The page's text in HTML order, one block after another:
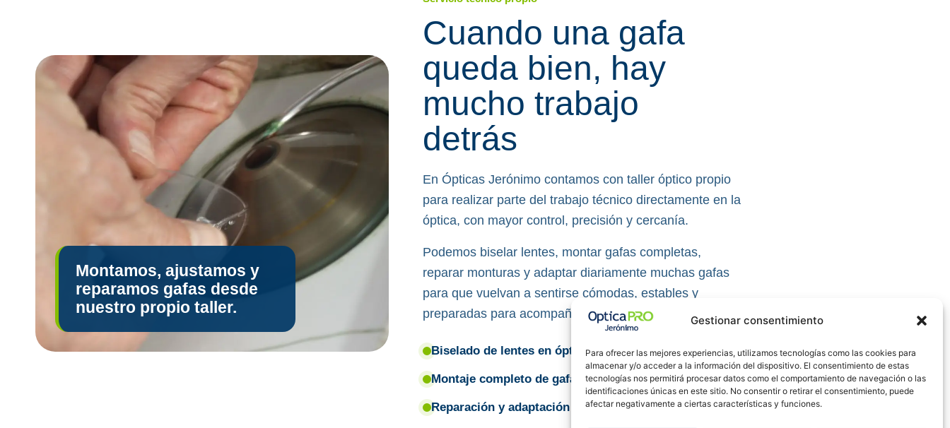
Gestionar consentimiento
Para ofrecer las mejores experiencias, utilizamos tecnologías como las cookies para
almacenar y/o acceder a la información del dispositivo. El consentimiento de estas
tecnologías nos permitirá procesar datos como el comportamiento de navegación o las
identificaciones únicas en este sitio. No consentir o retirar el consentimiento, puede
afectar negativamente a ciertas características y funciones.
Montamos, ajustamos y
reparamos gafas desde
nuestro propio taller.
Cuando una gafa
queda bien, hay
mucho trabajo
detrás
En Ópticas Jerónimo contamos con taller óptico propio
para realizar parte del trabajo técnico directamente en la
óptica, con mayor control, precisión y cercanía.
Podemos biselar lentes, montar gafas completas,
reparar monturas y adaptar diariamente muchas gafas
para que vuelvan a sentirse cómodas, estables y
preparadas para acompañarte en tu día a día.
Biselado de lentes en óptica.
Montaje completo de gafas.
Reparación y adaptación de monturas.